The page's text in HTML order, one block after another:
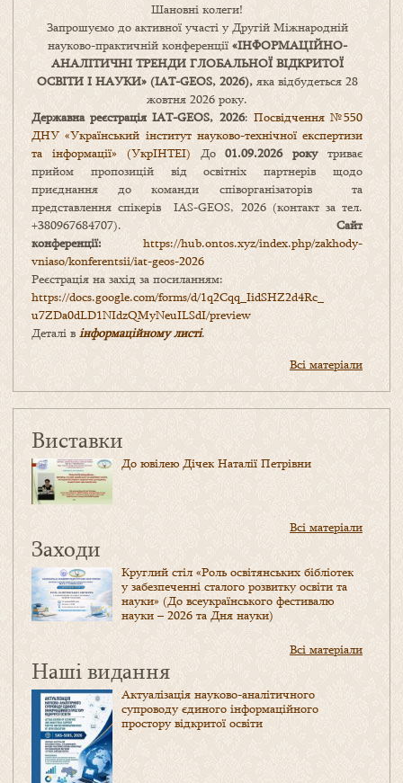
Шановні колеги!
Запрошуємо до активної участі у Другій Міжнародній
науково-практичній конференції «ІНФОРМАЦІЙНО-
АНАЛІТИЧНІ ТРЕНДИ ГЛОБАЛЬНОЇ ВІДКРИТОЇ
ОСВІТИ І НАУКИ» (IAT-GEOS, 2026),яка відбудеться 28
жовтня 2026 року.
Державна реєстрація IAT-GEOS, 2026: Посвідчення №550
ДНУ «Український інститут науково-технічної експертизи
та інформації» (УкрІНТЕІ) До01.09.2026 рокутриває
прийом пропозицій від освітніх партнерів щодо
приєднання до команди співорганізаторів та
представлення спікерів IAS-GEOS, 2026 (контакт за тел.
+380967684707). Сайт
конференції: https://hub.ontos.xyz/index.php/zakhody-
vniaso/konferentsii/iat-geos-2026
Реєстрація на захід за посиланням:
https://docs.google.com/forms/d/1q2Cqq_IidSHZ2d4Rc_
u7ZDa0dLD1NIdzQMyNeuILSdI/preview
Деталі в інформаційному листі.
Всі матеріали
Виставки
До ювілею Дічек Наталії Петрівни
Всі матеріали
Заходи
Круглий стіл «Роль освітянських бібліотек
у забезпеченні сталого розвитку освіти та
науки» (До всеукраїнського фестивалю
науки – 2026 та Дня науки)
Всі матеріали
Наші видання
Актуалізація науково-аналітичного
супроводу єдиного інформаційного
простору відкритої освіти